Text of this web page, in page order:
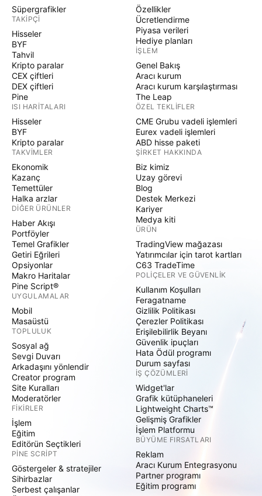
Süpergrafikler
TAKIPÇI
Hisseler
BYF
Tahvil
Kripto paralar
CEX çiftleri
DEX çiftleri
Pine
ISI HARITALARI
Hisseler
BYF
Kripto paralar
TAKVIMLER
Ekonomik
Kazanç
Temettüler
Halka arzlar
DIĞER ÜRÜNLER
Haber Akışı
Portföyler
Temel Grafikler
Getiri Eğrileri
Opsiyonlar
Makro Haritalar
Pine Script®
UYGULAMALAR
Mobil
Masaüstü
TOPLULUK
Sosyal ağ
Sevgi Duvarı
Arkadaşını yönlendir
Creator program
Site Kuralları
Moderatörler
FIKIRLER
İşlem
Eğitim
Editörün Seçtikleri
PINE SCRIPT
Göstergeler & stratejiler
Sihirbazlar
Serbest çalışanlar
Özellikler
Ücretlendirme
Piyasa verileri
Hediye planları
İŞLEM
Genel Bakış
Aracı kurum
Aracı kurum karşılaştırması
The Leap
ÖZEL TEKLIFLER
CME Grubu vadeli işlemleri
Eurex vadeli işlemleri
ABD hisse paketi
ŞIRKET HAKKINDA
Biz kimiz
Uzay görevi
Blog
Destek Merkezi
Kariyer
Medya kiti
ÜRÜN
TradingView mağazası
Yatırımcılar için tarot kartları
C63 TradeTime
POLIÇELER VE GÜVENLIK
Kullanım Koşulları
Feragatname
Gizlilik Politikası
Çerezler Politikası
Erişilebilirlik Beyanı
Güvenlik ipuçları
Hata Ödül programı
Durum sayfası
İŞ ÇÖZÜMLERI
Widget'lar
Grafik kütüphaneleri
Lightweight Charts™
Gelişmiş Grafikler
İşlem Platformu
BÜYÜME FIRSATLARI
Reklam
Aracı Kurum Entegrasyonu
Partner programı
Eğitim programı